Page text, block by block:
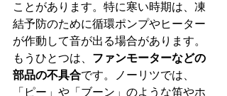
ことがあります。特に寒い時期は、凍
結予防のために循環ポンプやヒーター
が作動して音が出る場合があります。
もうひとつは、 ファンモーターなどの
部品の不具合です。ノーリツでは、
「ピー」や「ブーン」のような笛やホ